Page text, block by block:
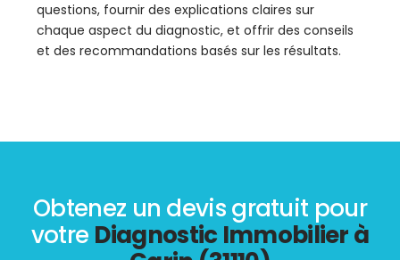
questions, fournir des explications claires sur
chaque aspect du diagnostic, et offrir des conseils
et des recommandations basés sur les résultats.
Obtenez un devis gratuit pour
votre Diagnostic Immobilier à